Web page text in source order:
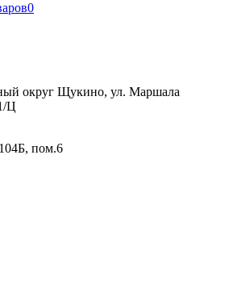
0
округ Щукино, ул. Маршала
Ц
пом.6